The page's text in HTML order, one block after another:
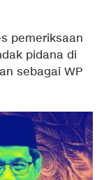
pemeriksaan
pidana di
sebagai WP